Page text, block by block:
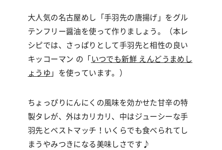
大人気の名古屋めし「手羽先の唐揚げ」をグル
テンフリー醤油を使って作りましょう。
（本レ
シピでは、さっぱりとして手羽先と相性の良い
キッコーマン の「 いつでも新鮮 えんどうまめし
ょうゆ 」を使っています。）
ちょっぴりにんにくの風味を効かせた甘辛の特
製タレが、外はカリカリ、中はジューシーな手
羽先とベストマッチ！いくらでも食べられてし
まうやみつきになる美味しさです ♪